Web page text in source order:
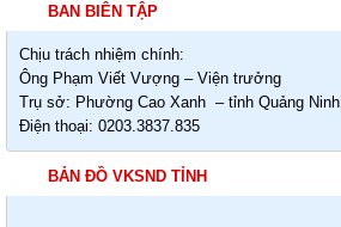
BAN BIÊN TẬP
Chịu trách nhiệm chính:
Ông Phạm Viết Vượng – Viện trưởng
Trụ sở: Phường Cao Xanh – tỉnh Quảng Ninh.
Điện thoại: 0203.3837.835
BẢN ĐỒ VKSND TỈNH